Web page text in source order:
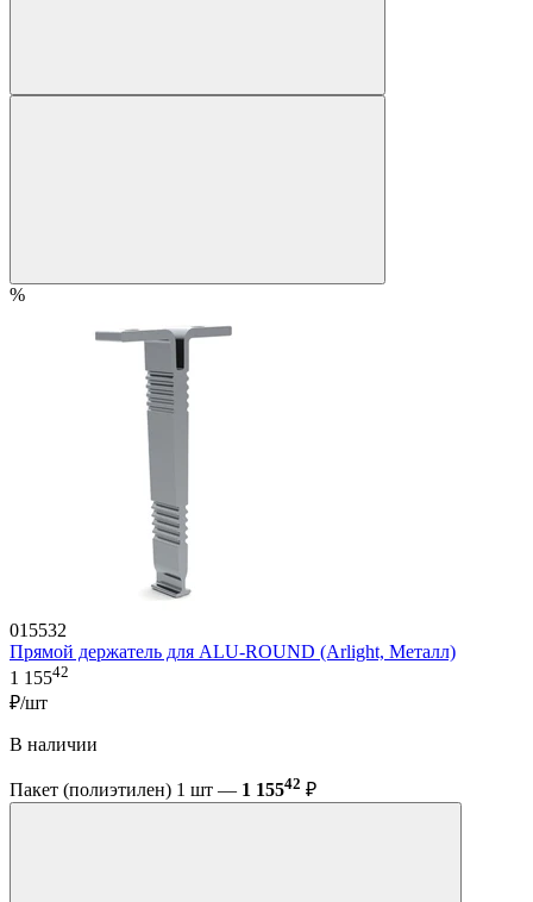
%
015532
Прямой держатель для ALU-ROUND (Arlight, Металл)
1 15542
₽/шт
В наличии
Пакет (полиэтилен) 1 шт — 1 15542 ₽